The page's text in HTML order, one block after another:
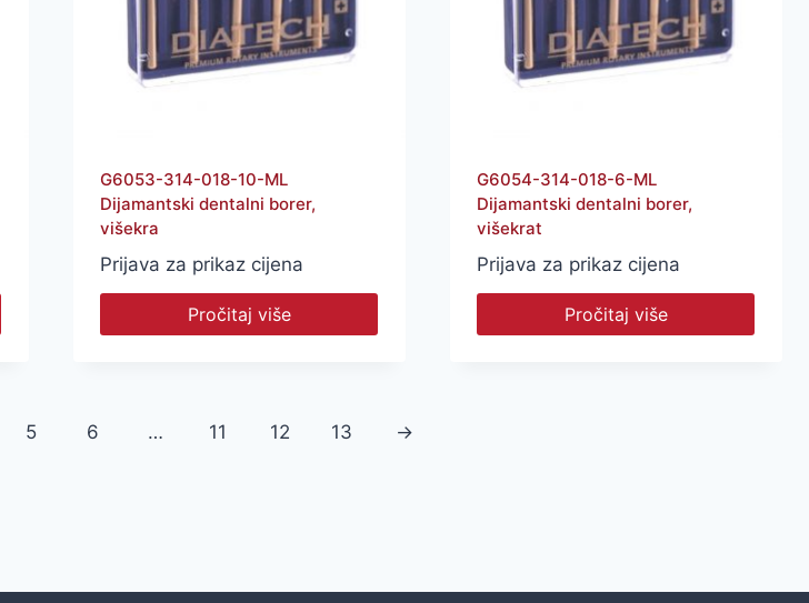
G6053-314-018-10-ML
Dijamantski dentalni borer,
višekra
Prijava za prikaz cijena
Pročitaj više
G6054-314-018-6-ML
Dijamantski dentalni borer,
višekrat
Prijava za prikaz cijena
Pročitaj više
5 6 … 11 12 13 →